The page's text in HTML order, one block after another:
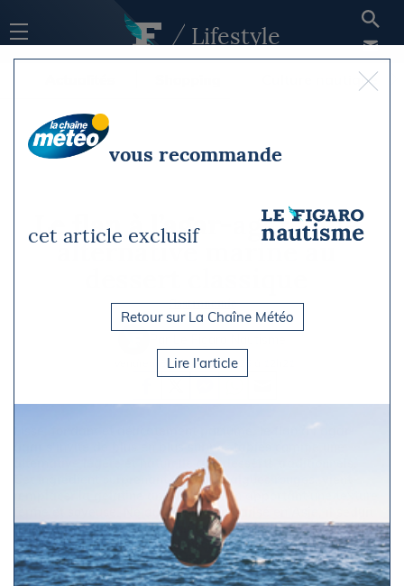
Lifestyle
Culture nautique
Le flan à l’agar-agar : une
alternative marine au
Gastronomie
Vendredi 5 septembre 2025 à 12h21
alternative légère et naturelle aux desserts traditionnels.
Cet ingrédient surprenant, extrait d’algues rouges, vient
remplacer la gélatine animale tout en apportant une texture
ferme et soyeuse. Né au Japon, popularisé en Asie, il séduit
aujourd’hui la pâtisserie occidentale grâce à ses qualités
nutritionnelles et sa polyvalence. De la vanille aux fruits
exotiques, il se décline à l’infini et prouve qu’un dessert
peut être à la fois gourmand et marin.
vous recommande
cet article exclusif
Retour sur La Chaîne Météo
Lire l'article